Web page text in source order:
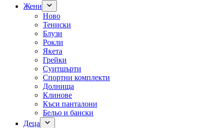
Жени
Ново
Тениски
Блузи
Рокли
Якета
Грейки
Суитшърти
Спортни комплекти
Долнища
Клинове
Къси панталони
Бельо и бански
Деца